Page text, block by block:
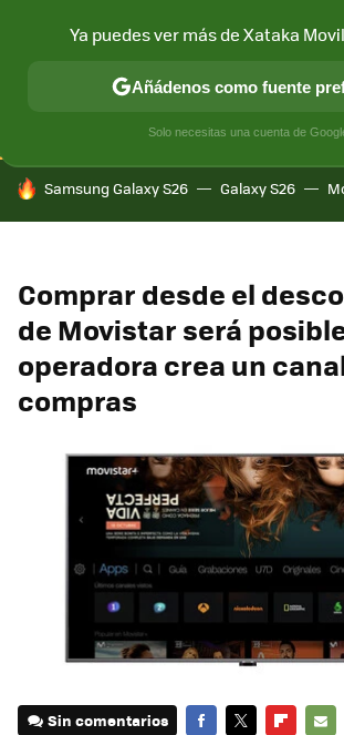
CONECTIVIDAD MÓVIL Y SOCIEDAD
HOY SE HABLA DE
Samsung Galaxy S26 Galaxy S26
Comprar desde el
de Movistar será
operadora crea un
compras
Sin comentarios
Ya puedes ver más de Xataka
Añádenos como fuente
Solo necesitas una cuenta de